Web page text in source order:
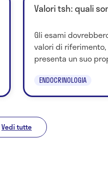
Valori tsh: quali
Gli esami
valori di
presenta un suo
ENDOCRINOLOGIA
Vedi tutte